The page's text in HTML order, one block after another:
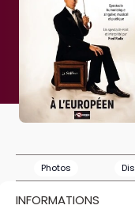
Photos
INFORMATIONS